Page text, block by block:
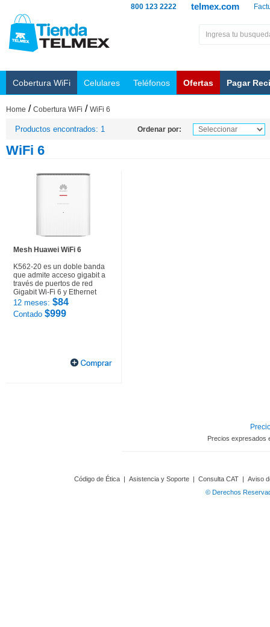
telmex.com
800 123 2222
Cobertura WiFi Celulares Teléfonos Ofertas Pagar
Home / Cobertura WiFi / WiFi 6
Productos encontrados: 1 Ordenar por:
WiFi 6
Mesh Huawei WiFi 6
K562-20 es un doble banda
que admite acceso gigabit a
través de puertos de red
Gigabit Wi-Fi 6 y Ethernet
12 meses: $84
Contado $999
Precios expresados
Código de Ética | Asistencia y Soporte | Consulta CAT | Aviso
© Derechos